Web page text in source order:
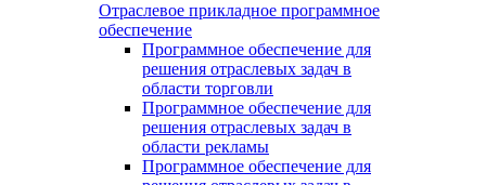
Отраслевое прикладное программное
обеспечение
Программное обеспечение для
решения отраслевых задач в
области торговли
Программное обеспечение для
решения отраслевых задач в
области рекламы
Программное обеспечение для